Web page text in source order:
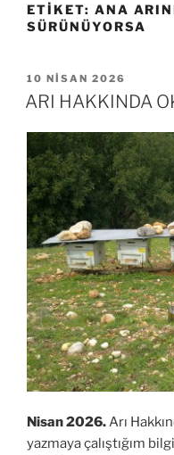
ETIKET: ANA
SÜRÜNÜYORSA
YAYIM
TARIHI
10 NISAN 2026
ARI HAKKINDA
Nisan 2026.Arı
yazmaya çalıştığım